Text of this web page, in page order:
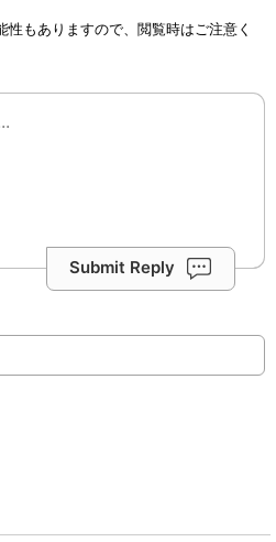
もありますので、閲覧時はご注意く
Submit Reply